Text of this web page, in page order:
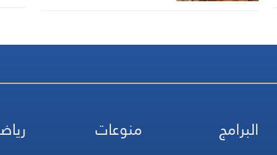
البرامج منوعات